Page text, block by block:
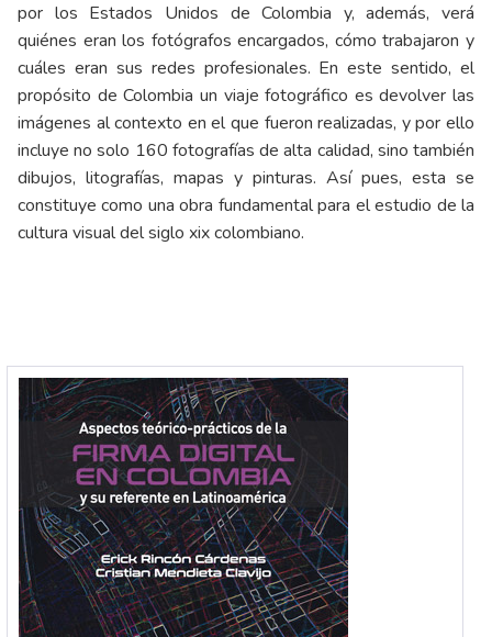
por los Estados Unidos de Colombia y, además, verá
quiénes eran los fotógrafos encargados, cómo trabajaron y
cuáles eran sus redes profesionales. En este sentido, el
propósito de Colombia un viaje fotográfico es devolver las
imágenes al contexto en el que fueron realizadas, y por ello
incluye no solo 160 fotografías de alta calidad, sino también
dibujos, litografías, mapas y pinturas. Así pues, esta se
constituye como una obra fundamental para el estudio de la
cultura visual del siglo xix colombiano.